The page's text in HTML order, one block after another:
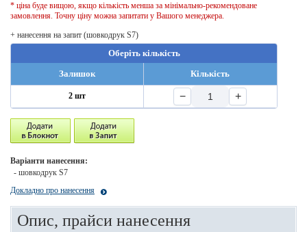
* ціна буде вищою, якщо кількість менша за мінімально-рекомендоване
замовлення. Точну ціну можна запитати у Вашого менеджера.
+ нанесення на запит (шовкодрук S7)
Оберіть кількість
Залишок
Кількість
2 шт − +
Варіанти нанесення:
- шовкодрук S7
Докладно про нанесення
Опис, прайси нанесення